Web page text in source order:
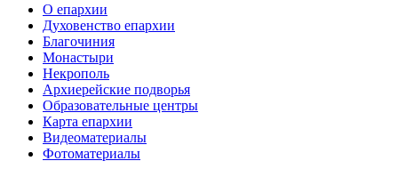
О епархии
Духовенство епархии
Благочиния
Монастыри
Некрополь
Архиерейские подворья
Образовательные центры
Карта епархии
Видеоматериалы
Фотоматериалы